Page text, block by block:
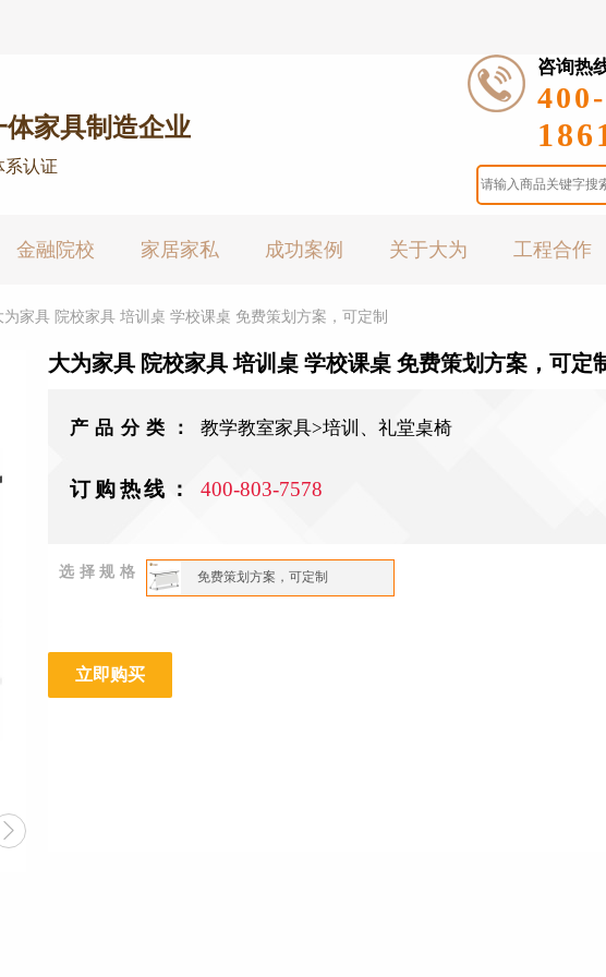
体家具制造企业
系认证
咨询热
金融院校 家居家私 成功案例 关于大为 工程合作
为家具 院校家具 培训桌 学校课桌 免费策划方案，可定制
大为家具 院校家具 培训桌 学校课桌 免费策划方案，可定
产品分类： 教学教室家具>培训、礼堂桌椅
订购热线： 400-803-7578
选择规格 免费策划方案，可定制
立即购买